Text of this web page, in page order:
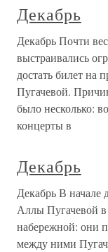
Декабрь
Декабрь Почти
выстраивались
достать билет на
Пугачевой.
было несколько:
концерты в
Декабрь
Декабрь В
Аллы Пугачевой в
набережной: они
между ними